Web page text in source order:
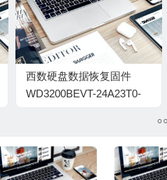
西数硬盘数据恢复固件
WD3200BEVT-24A23T0-
0016000D